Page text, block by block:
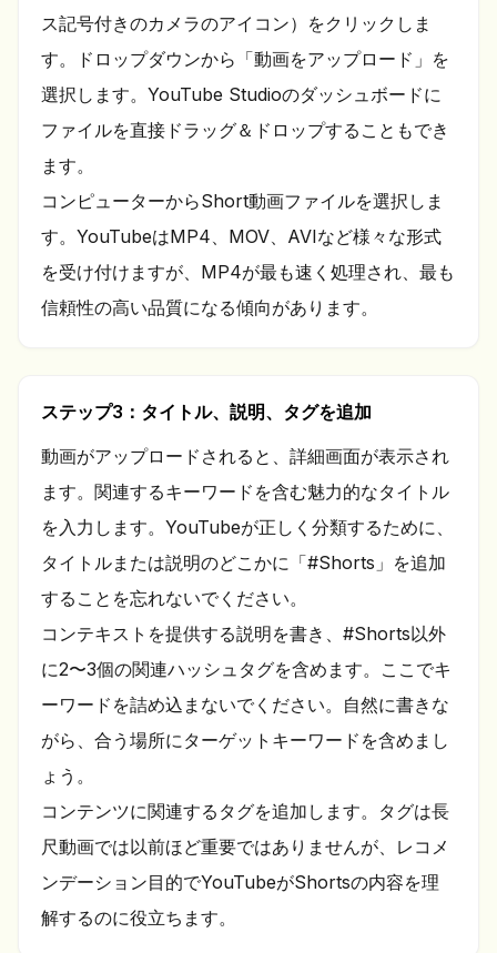
ス記号付きのカメラのアイコン）をクリックしま
す。ドロップダウンから「動画をアップロード」を
選択します。YouTube Studioのダッシュボードに
ファイルを直接ドラッグ＆ドロップすることもでき
ます。
コンピューターからShort動画ファイルを選択しま
す。YouTubeはMP4、MOV、AVIなど様々な形式
を受け付けますが、MP4が最も速く処理され、最も
信頼性の高い品質になる傾向があります。
ステップ3：タイトル、説明、タグを追加
動画がアップロードされると、詳細画面が表示され
ます。関連するキーワードを含む魅力的なタイトル
を入力します。YouTubeが正しく分類するために、
タイトルまたは説明のどこかに「#Shorts」を追加
することを忘れないでください。
コンテキストを提供する説明を書き、#Shorts以外
に2〜3個の関連ハッシュタグを含めます。ここでキ
ーワードを詰め込まないでください。自然に書きな
がら、合う場所にターゲットキーワードを含めまし
ょう。
コンテンツに関連するタグを追加します。タグは長
尺動画では以前ほど重要ではありませんが、レコメ
ンデーション目的でYouTubeがShortsの内容を理
解するのに役立ちます。